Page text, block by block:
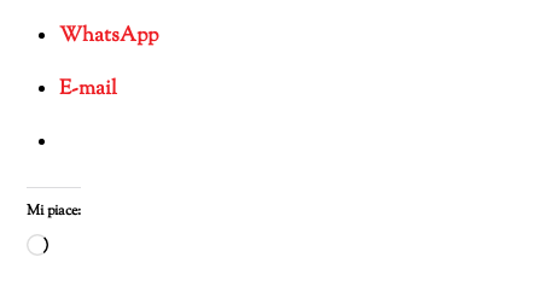
WhatsApp
E-mail
Mi piace:
Caricamento